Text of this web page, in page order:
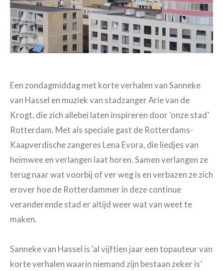
Een zondagmiddag met korte verhalen van Sanneke
van Hassel en muziek van stadzanger Arie van de
Krogt, die zich allebei laten inspireren door ‘onze stad’
Rotterdam. Met als speciale gast de Rotterdams-
Kaapverdische zangeres Lena Evora, die liedjes van
heimwee en verlangen laat horen. Samen verlangen ze
terug naar wat voorbij of ver weg is en verbazen ze zich
erover hoe de Rotterdammer in deze continue
veranderende stad er altijd weer wat van weet te
maken.
Sanneke van Hassel is ‘al vijftien jaar een topauteur van
korte verhalen waarin niemand zijn bestaan zeker is’